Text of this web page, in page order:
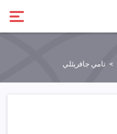
تامي جافريئلي